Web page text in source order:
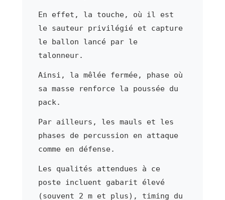
En effet, la touche, où il est
le sauteur privilégié et capture
le ballon lancé par le
talonneur.
Ainsi, la mêlée fermée, phase où
sa masse renforce la poussée du
pack.
Par ailleurs, les mauls et les
phases de percussion en attaque
comme en défense.
Les qualités attendues à ce
poste incluent gabarit élevé
(souvent 2 m et plus), timing du